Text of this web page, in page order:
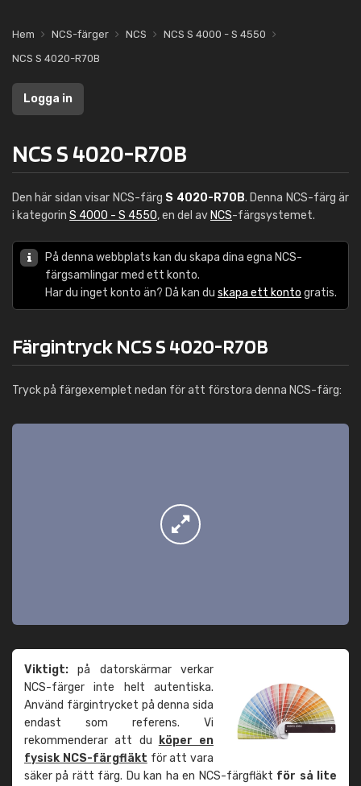
Hem NCS-färger NCS
NCS S 4000 - S 4550
NCS S 4020-R70B
Logga in
NCS S 4020-R70B
Den här sidan visar NCS-färg S 4020-R70B. Denna NCS-färg är
i kategorin S 4000 - S 4550, en del av NCS-färgsystemet.
På denna webbplats kan du skapa dina egna NCS-
färgsamlingar med ett konto.
Har du inget konto än? Då kan du skapa ett konto gratis.
Färgintryck NCS S 4020-R70B
Tryck på färgexemplet nedan för att förstora denna NCS-färg:
Viktigt: på datorskärmar verkar
NCS-färger inte helt autentiska.
Använd färgintrycket på denna sida
endast som referens. Vi
rekommenderar att du
köper en
fysisk NCS-färgfläkt för att vara
säker på rätt färg. Du kan ha en NCS-färgfläkt för så lite